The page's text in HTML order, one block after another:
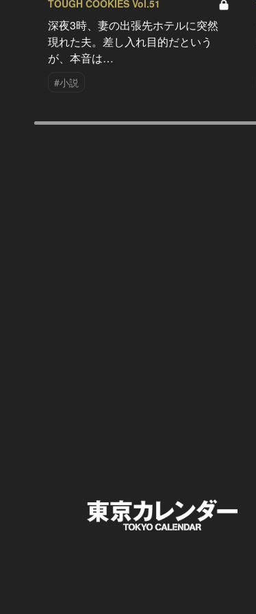
TOUGH COOKIES Vol.51
深夜3時、妻の出張先ホテルに突然
現れた夫。差し入れ目的だという
が、本音は…
#小説